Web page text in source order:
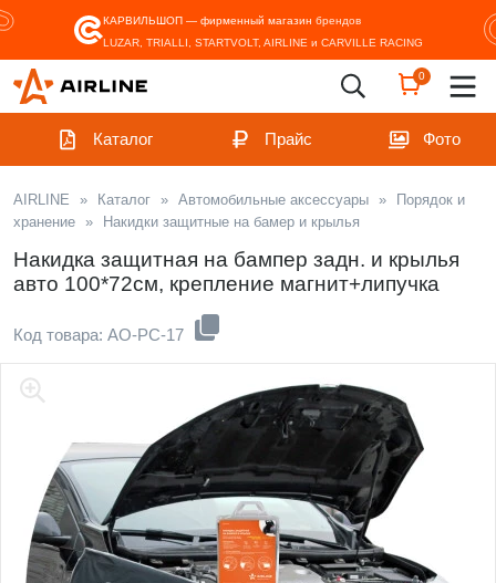
КАРВИЛЬШОП — фирменный магазин брендов
LUZAR, TRIALLI, STARTVOLT, AIRLINE и CARVILLE RACING
0
Каталог Прайс Фото
AIRLINE » Каталог » Автомобильные аксессуары »
Порядок и
хранение » Накидки защитные на бамер и крылья
Накидка защитная на бампер задн. и крылья
авто 100*72см, крепление магнит+липучка
Код товара: AO-PC-17